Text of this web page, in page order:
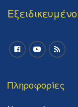
Πληροφορίες